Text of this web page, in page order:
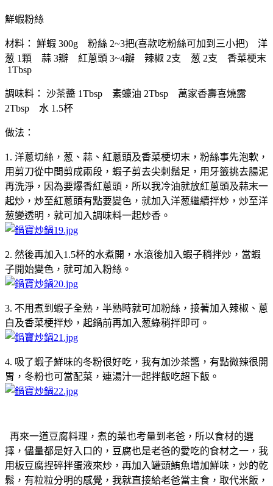
鮮蝦粉絲
材料： 鮮蝦 300g 粉絲 2~3把(喜款吃粉絲可加到三小把) 洋
葱 1顆 蒜 3瓣 紅蔥頭 3~4瓣 辣椒 2支 葱 2支 香菜梗末
1Tbsp
調味料： 沙茶醬 1Tbsp 素蠔油 2Tbsp 萬家香壽喜燒露
2Tbsp 水 1.5杯
做法：
1. 洋蔥切絲，葱、蒜、紅蔥頭及香菜梗切末，粉絲事先泡軟，
用剪刀從中間剪成兩段，蝦子剪去尖刺鬚足，用牙籤挑去腸泥
再洗淨，因為要爆香紅蔥頭，所以我冷油就放紅蔥頭及蒜末一
起炒，炒至紅蔥頭有點要變色，就加入洋葱繼續拌炒，炒至洋
葱變透明，就可加入調味料一起炒香。
2. 然後再加入1.5杯的水煮開，水滾後加入蝦子稍拌炒，當蝦
子開始變色，就可加入粉絲。
3. 不用煮到蝦子全熟，半熟時就可加粉絲，接著加入辣椒、蔥
白及香菜梗拌炒，起鍋前再加入葱綠稍拌即可。
4. 吸了蝦子鮮味的冬粉很好吃，我有加沙茶醬，有點微辣很開
胃，冬粉也可當配菜，連湯汁一起拌飯吃超下飯。
再來一道豆腐料理，煮的菜也考量到老爸，所以食材的選
擇，儘量都是好入口的，豆腐也是老爸的愛吃的食材之一，我
用板豆腐捏碎拌蛋液來炒，再加入罐頭鮪魚增加鮮味，炒的乾
鬆，有粒粒分明的感覺，我就直接給老爸當主食，取代米飯，